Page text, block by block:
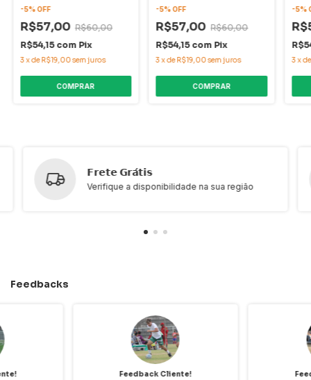
-5%OFF
R$57,00 R$60,00
R$54,15 com Pix
3xde R$19,00sem juros
-5%OFF
R$57,00 R$60,00
R$54,15 com Pix
3xde R$19,00sem juros
-5%
3x
𝗙𝗿𝗲𝘁𝗲 𝗚𝗿𝗮́𝘁𝗶𝘀
Verifique a disponibilidade na sua região
Feedbacks
Feedback Cliente!